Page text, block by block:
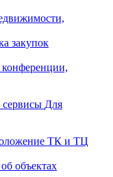
закупок
сервисы Для
ТК и ТЦ
объектах